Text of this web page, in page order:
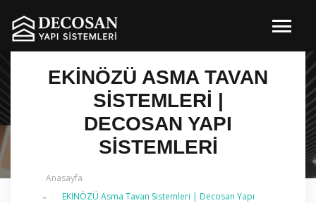
EKİNÖZÜ ASMA TAVAN
SISTEMLERI |
DECOSAN YAPI
SISTEMLERI
Anasayfa
EKİNÖZÜ Asma Tavan Sistemleri | Decosan Yapı